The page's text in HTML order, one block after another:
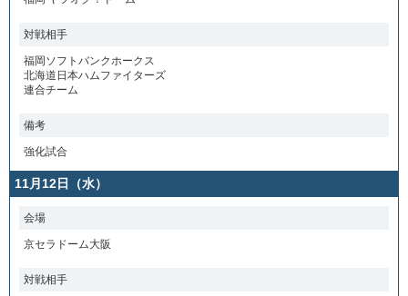
対戦相手
福岡ソフトバンクホークス
北海道日本ハムファイターズ
連合チーム
備考
強化試合
11月12日（水）
会場
京セラドーム大阪
対戦相手